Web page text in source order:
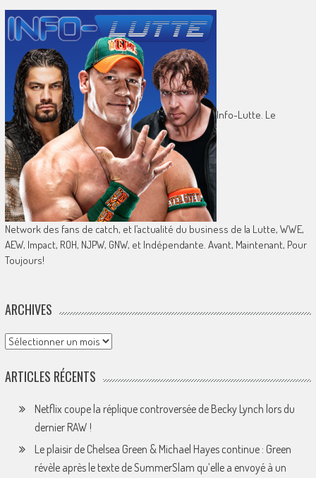
Info-Lutte. Le
Network des fans de catch, et l’actualité du business de la Lutte, WWE,
AEW, Impact, ROH, NJPW, GNW, et Indépendante. Avant, Maintenant, Pour
Toujours!
ARCHIVES
Archives
ARTICLES RÉCENTS
Netflix coupe la réplique controversée de Becky Lynch lors du
dernier RAW !
Le plaisir de Chelsea Green & Michael Hayes continue : Green
révèle après le texte de SummerSlam qu’elle a envoyé à un